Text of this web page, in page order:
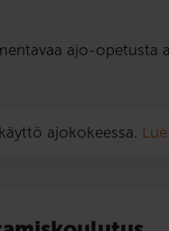
ajo-
ajokokeessa.